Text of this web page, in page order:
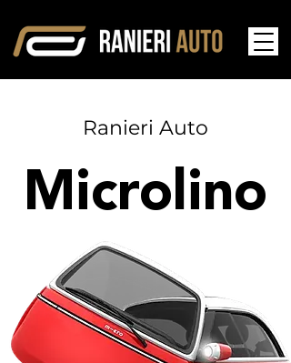
Ranieri Auto
Microlino